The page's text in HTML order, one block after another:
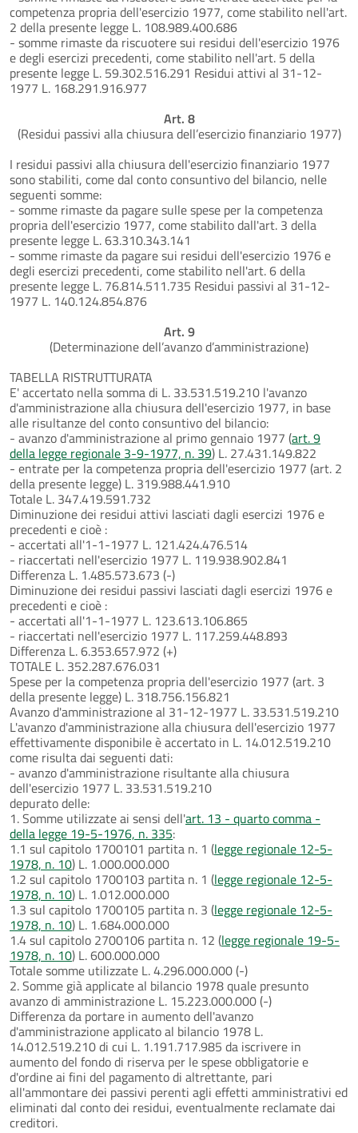
competenza propria dell'esercizio 1977, come stabilito nell'art.
2 della presente legge L. 108.989.400.686
- somme rimaste da riscuotere sui residui dell'esercizio 1976
e degli esercizi precedenti, come stabilito nell'art. 5 della
presente legge L. 59.302.516.291 Residui attivi al 31-12-
1977 L. 168.291.916.977
Art. 8
(Residui passivi alla chiusura dell’esercizio finanziario 1977)
I residui passivi alla chiusura dell'esercizio finanziario 1977
sono stabiliti, come dal conto consuntivo del bilancio, nelle
seguenti somme:
- somme rimaste da pagare sulle spese per la competenza
propria dell'esercizio 1977, come stabilito dall'art. 3 della
presente legge L. 63.310.343.141
- somme rimaste da pagare sui residui dell'esercizio 1976 e
degli esercizi precedenti, come stabilito nell'art. 6 della
presente legge L. 76.814.511.735 Residui passivi al 31-12-
1977 L. 140.124.854.876
Art. 9
(Determinazione dell’avanzo d’amministrazione)
TABELLA RISTRUTTURATA
E' accertato nella somma di L. 33.531.519.210 l'avanzo
d'amministrazione alla chiusura dell'esercizio 1977, in base
alle risultanze del conto consuntivo del bilancio:
- avanzo d'amministrazione al primo gennaio 1977 (art. 9
della legge regionale 3-9-1977, n. 39) L. 27.431.149.822
- entrate per la competenza propria dell'esercizio 1977 (art. 2
della presente legge) L. 319.988.441.910
Totale L. 347.419.591.732
Diminuzione dei residui attivi lasciati dagli esercizi 1976 e
precedenti e cioè :
- accertati all'1-1-1977 L. 121.424.476.514
- riaccertati nell'esercizio 1977 L. 119.938.902.841
Differenza L. 1.485.573.673 (-)
Diminuzione dei residui passivi lasciati dagli esercizi 1976 e
precedenti e cioè :
- accertati all'1-1-1977 L. 123.613.106.865
- riaccertati nell'esercizio 1977 L. 117.259.448.893
Differenza L. 6.353.657.972 (+)
TOTALE L. 352.287.676.031
Spese per la competenza propria dell'esercizio 1977 (art. 3
della presente legge) L. 318.756.156.821
Avanzo d'amministrazione al 31-12-1977 L. 33.531.519.210
L'avanzo d'amministrazione alla chiusura dell'esercizio 1977
effettivamente disponibile è accertato in L. 14.012.519.210
come risulta dai seguenti dati:
- avanzo d'amministrazione risultante alla chiusura
dell'esercizio 1977 L. 33.531.519.210
depurato delle:
1. Somme utilizzate ai sensi dell'art. 13 - quarto comma -
della legge 19-5-1976, n. 335:
1.1 sul capitolo 1700101 partita n. 1 (legge regionale 12-5-
1978, n. 10) L. 1.000.000.000
1.2 sul capitolo 1700103 partita n. 1 (legge regionale 12-5-
1978, n. 10) L. 1.012.000.000
1.3 sul capitolo 1700105 partita n. 3 (legge regionale 12-5-
1978, n. 10) L. 1.684.000.000
1.4 sul capitolo 2700106 partita n. 12 (legge regionale 19-5-
1978, n. 10) L. 600.000.000
Totale somme utilizzate L. 4.296.000.000 (-)
2. Somme già applicate al bilancio 1978 quale presunto
avanzo di amministrazione L. 15.223.000.000 (-)
Differenza da portare in aumento dell'avanzo
d'amministrazione applicato al bilancio 1978 L.
14.012.519.210 di cui L. 1.191.717.985 da iscrivere in
aumento del fondo di riserva per le spese obbligatorie e
d'ordine ai fini del pagamento di altrettante, pari
all'ammontare dei passivi perenti agli effetti amministrativi ed
eliminati dal conto dei residui, eventualmente reclamate dai
creditori.